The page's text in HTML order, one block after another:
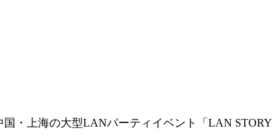
国・上海の大型LANパーティイベント「LAN